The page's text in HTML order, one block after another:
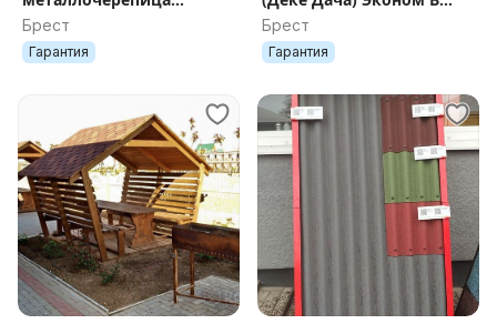
''QUATTRO'', 0,50мм, мат
Брест
Гарантия
НАЛИЧИИ
Брест
Гарантия